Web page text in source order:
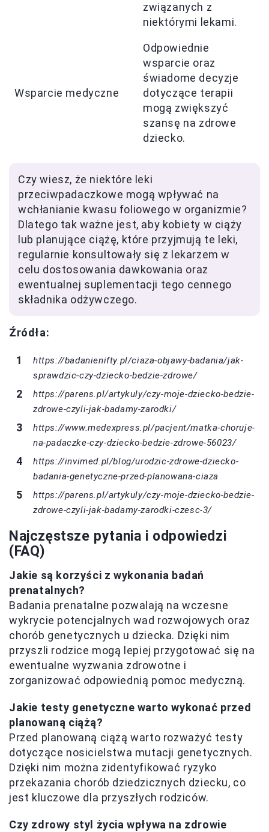
związanych z
niektórymi lekami.
Wsparcie medyczne
Odpowiednie
wsparcie oraz
świadome decyzje
dotyczące terapii
mogą zwiększyć
szansę na zdrowe
dziecko.
Czy wiesz, że niektóre leki
przeciwpadaczkowe mogą wpływać na
wchłanianie kwasu foliowego w organizmie?
Dlatego tak ważne jest, aby kobiety w ciąży
lub planujące ciążę, które przyjmują te leki,
regularnie konsultowały się z lekarzem w
celu dostosowania dawkowania oraz
ewentualnej suplementacji tego cennego
składnika odżywczego.
Źródła:
https://badanienifty.pl/ciaza-objawy-badania/jak-
sprawdzic-czy-dziecko-bedzie-zdrowe/
https://parens.pl/artykuly/czy-moje-dziecko-bedzie-
zdrowe-czyli-jak-badamy-zarodki/
https://www.medexpress.pl/pacjent/matka-choruje-
na-padaczke-czy-dziecko-bedzie-zdrowe-56023/
https://invimed.pl/blog/urodzic-zdrowe-dziecko-
badania-genetyczne-przed-planowana-ciaza
https://parens.pl/artykuly/czy-moje-dziecko-bedzie-
zdrowe-czyli-jak-badamy-zarodki-czesc-3/
Najczęstsze pytania i odpowiedzi
(FAQ)
Jakie są korzyści z wykonania badań
prenatalnych?
Badania prenatalne pozwalają na wczesne
wykrycie potencjalnych wad rozwojowych oraz
chorób genetycznych u dziecka. Dzięki nim
przyszli rodzice mogą lepiej przygotować się na
ewentualne wyzwania zdrowotne i
zorganizować odpowiednią pomoc medyczną.
Jakie testy genetyczne warto wykonać przed
planowaną ciążą?
Przed planowaną ciążą warto rozważyć testy
dotyczące nosicielstwa mutacji genetycznych.
Dzięki nim można zidentyfikować ryzyko
przekazania chorób dziedzicznych dziecku, co
jest kluczowe dla przyszłych rodziców.
Czy zdrowy styl życia wpływa na zdrowie